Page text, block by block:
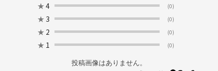
★ 4 (0)
★ 3 (0)
★ 2 (0)
★ 1 (0)
投稿画像はありません。